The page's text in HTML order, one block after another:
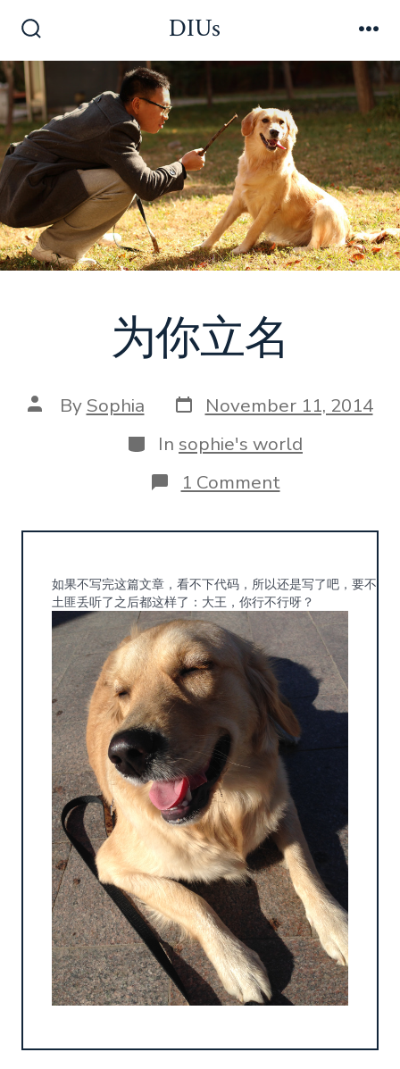
contentToggle
DIUs
为你立名
Post
author
By Sophia Post
date
November 11, 2014
Categories
In sophie's world
1 Commenton
为
立
如果不写完这篇文章，看不下代码，所以还是写了吧，要不然